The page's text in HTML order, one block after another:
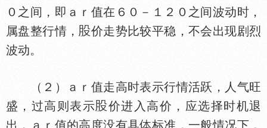
０之间，即ａｒ值在６０－１２０之间波动时，
属盘整行情，
价走势比较平稳，不会出现剧烈
波动。
（２）ａｒ值走高时表示行情活跃，人气旺
盛，过高则表示
价进入高价，应选择时机退
出，ａｒ值的高度没有具
标准，一般情况下，